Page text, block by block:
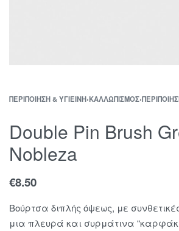
ΠΕΡΙΠΟΊΗΣΗ & ΥΓΙΕΙΝΉ›ΚΑΛΛΩΠΙΣΜΌΣ›
Double Pin Brush
Nobleza
€8.50
Βούρτσα διπλής όψεως, με
μια πλευρά και συρμάτινα